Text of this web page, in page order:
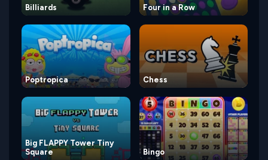
Billiards Four in a Row
Poptropica Chess
Big FLAPPY Tower Tiny
Square
Bingo